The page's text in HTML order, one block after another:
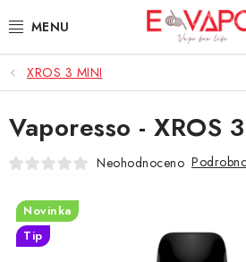
na
3D TISK
TIPY ZA DOBROU CENU
AROMATA A PŘÍCHUTĚ
BÁZE
XROS 3 MINI
Vaporesso - XROS
Neohodnoceno
Novinka
Tip